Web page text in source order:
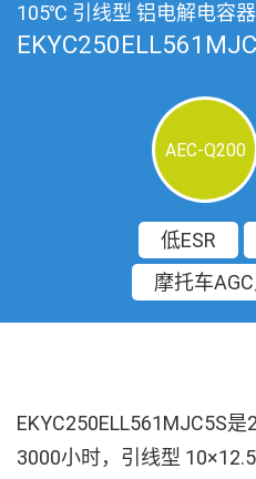
105℃ 引线型 铝电解电容器
AEC-Q200
低ESR
摩托车
EKYC250ELL561MJC5S
3000小时，引线型